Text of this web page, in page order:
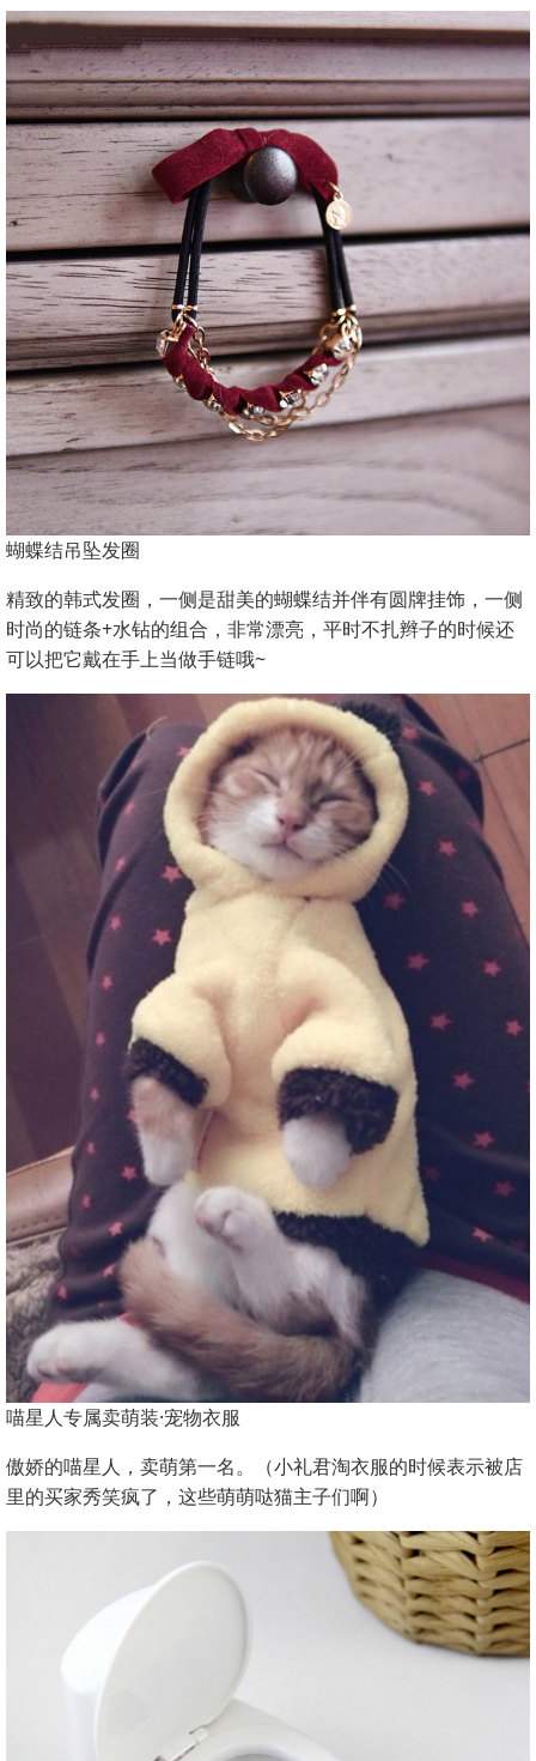
蝴蝶结吊坠发圈
精致的韩式发圈，一侧是甜美的蝴蝶结并伴有圆牌挂饰，一侧
时尚的链条+水钻的组合，非常漂亮，平时不扎辫子的时候还
可以把它戴在手上当做手链哦~
喵星人专属卖萌装·宠物衣服
傲娇的喵星人，卖萌第一名。（小礼君淘衣服的时候表示被店
里的买家秀笑疯了，这些萌萌哒猫主子们啊）